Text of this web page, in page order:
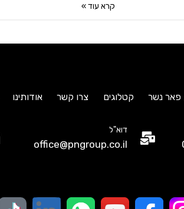
קרא עוד »
פאר נשר קטלוגים צרו קשר אודותינו
דוא"ל
office@pngroup.co.il